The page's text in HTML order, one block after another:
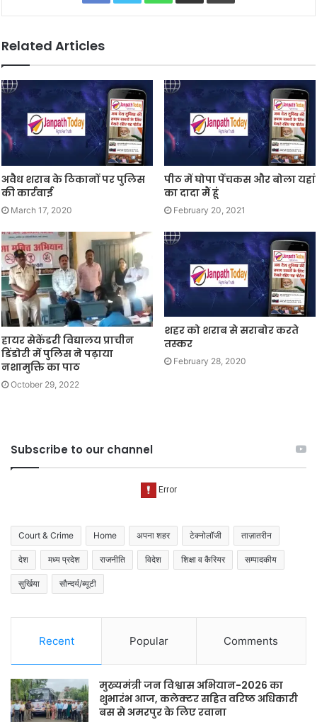
Related Articles
अवैध शराब के ठिकानों पर पुलिस
की कार्रवाई
March 17, 2020
पीठ में घोपा पेंचकस और बोला यहां
का दादा मैं हूं
February 20, 2021
हायर सेकेंडरी विद्यालय प्राचीन
डिंडोरी में पुलिस ने पढ़ाया
नशामुक्ति का पाठ
October 29, 2022
शहर को शराब से सराबोर करते
तस्कर
February 28, 2020
Subscribe to our channel
Court & Crime Home अपना शहर टेक्नोलॉजी ताज़ातरीन
देश मध्य प्रदेश राजनीति विदेश शिक्षा व कैरियर सम्पादकीय
सुर्खिया सौन्दर्य/ब्यूटी
Recent Popular Comments
मुख्यमंत्री जन विश्वास अभियान-2026 का
शुभारंभ आज, कलेक्टर सहित वरिष्ठ अधिकारी
बस से अमरपुर के लिए रवाना